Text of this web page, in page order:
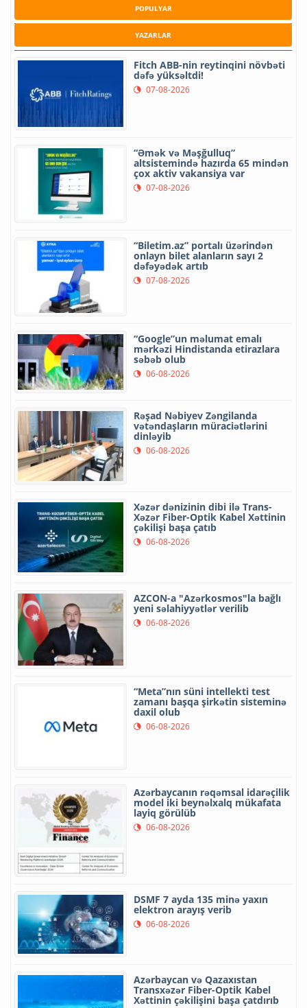
POPULYAR
YAZARLAR
Fitch ABB-nin reytinqini növbəti
dəfə yüksəltdi!
07-08-2026
“Əmək və Məşğulluq”
altsistemində hazırda 65 mindən
çox aktiv vakansiya var
07-08-2026
“Biletim.az” portalı üzərindən
onlayn bilet alanların sayı 2
dəfəyədək artıb
07-08-2026
“Google”un məlumat emalı
mərkəzi Hindistanda etirazlara
səbəb olub
06-08-2026
Rəşad Nəbiyev Zəngilanda
vətəndaşların müraciətlərini
dinləyib
06-08-2026
Xəzər dənizinin dibi ilə Trans-
Xəzər Fiber-Optik Kabel Xəttinin
çəkilişi başa çatıb
06-08-2026
AZCON-a "Azərkosmos"la bağlı
yeni səlahiyyətlər verilib
06-08-2026
“Meta”nın süni intellekti test
zamanı başqa şirkətin sisteminə
daxil olub
06-08-2026
Azərbaycanın rəqəmsal idarəçilik
model iki beynəlxalq mükafata
layiq görülüb
06-08-2026
DSMF 7 ayda 135 minə yaxın
elektron arayış verib
06-08-2026
Azərbaycan və Qazaxıstan
Transxəzər Fiber-Optik Kabel
Xəttinin çəkilişini başa çatdırıb